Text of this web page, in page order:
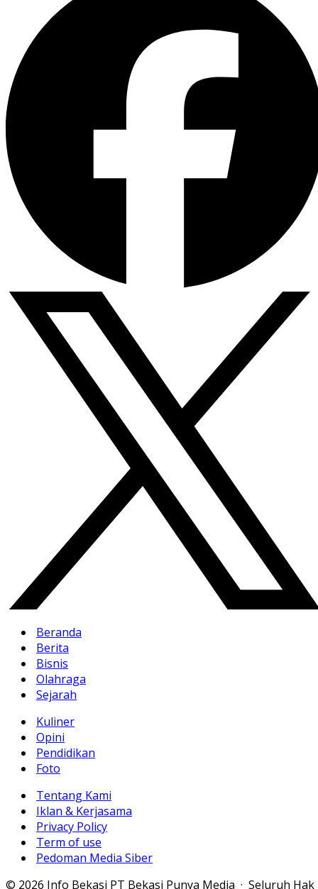
Beranda
Berita
Bisnis
Olahraga
Sejarah
Kuliner
Opini
Pendidikan
Foto
Tentang Kami
Iklan & Kerjasama
Privacy Policy
Term of use
Pedoman Media Siber
© 2026 Info Bekasi PT Bekasi Punya Media · Seluruh Hak